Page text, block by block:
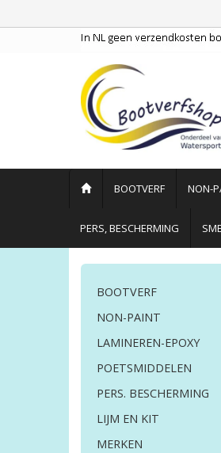
BOOTVERF NON-
PERS, BESCHERMING
BOOTVERF
NON-PAINT
LAMINEREN-EPOXY
POETSMIDDELEN
PERS. BESCHERMING
LIJM EN KIT
MERKEN